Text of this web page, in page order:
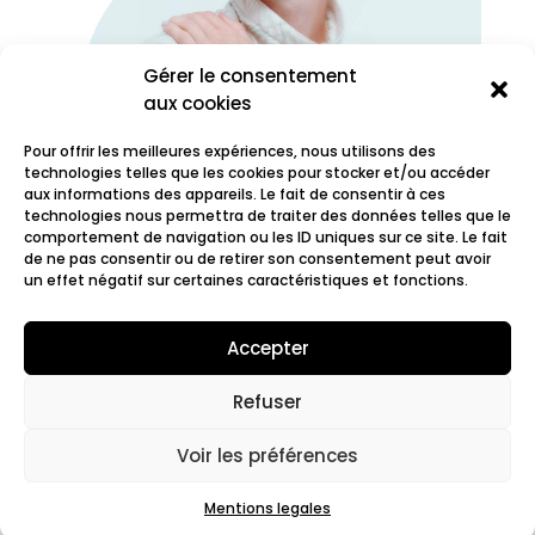
Gérer le consentement
aux cookies
Pour offrir les meilleures expériences, nous utilisons des
technologies telles que les cookies pour stocker et/ou accéder
aux informations des appareils. Le fait de consentir à ces
technologies nous permettra de traiter des données telles que le
comportement de navigation ou les ID uniques sur ce site. Le fait
de ne pas consentir ou de retirer son consentement peut avoir
un effet négatif sur certaines caractéristiques et fonctions.
Accepter
Refuser
Voir les préférences
Mentions legales
Oscar les vacances
Mentions légales. Cookies